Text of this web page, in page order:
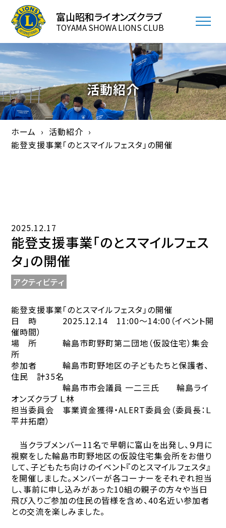
富山昭和ライオンズクラブ
TOYAMA SHOWA LIONS CLUB
活動紹介
ホーム
活動紹介
能登支援事業「のとスマイルフェスタ」の開催
2025.12.17
能登支援事業「のとスマイルフェス
タ」の開催
アクティビティ
能登支援事業「のとスマイルフェスタ」の開催
日 時 2025.12.14 11:00～14:00 （イベント開
催時間）
場 所 輪島市町野町第二団地（仮設住宅）集会
所
参加者 輪島市町野地区の子どもたちと保護者、
住民 計35名
輪島市市会議員 一二三氏 輪島ライ
オンズクラブ Ｌ林
担当委員会 事業資金獲得・ALERT委員会（委員長：Ｌ
平井拓磨）
当クラブメンバー11名で早朝に富山を出発し、９月に
視察をした輪島市町野地区の仮設住宅集会所をお借り
して、子どもたち向けのイベント『のとスマイルフェスタ』
を開催しました。メンバーが各コーナーをそれぞれ担当
し、事前に申し込みがあった10組の親子の方々や当日
飛び入りご参加の住民の皆様を含め、40名近い参加者
との交流を楽しみました。